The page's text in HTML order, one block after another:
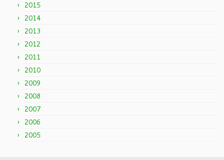
2015
2014
2013
2012
2011
2010
2009
2008
2007
2006
2005